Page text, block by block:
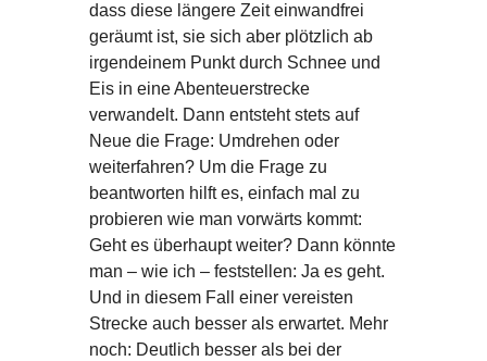
dass diese längere Zeit einwandfrei
geräumt ist, sie sich aber plötzlich ab
irgendeinem Punkt durch Schnee und
Eis in eine Abenteuerstrecke
verwandelt. Dann entsteht stets auf
Neue die Frage: Umdrehen oder
weiterfahren? Um die Frage zu
beantworten hilft es, einfach mal zu
probieren wie man vorwärts kommt:
Geht es überhaupt weiter? Dann könnte
man – wie ich – feststellen: Ja es geht.
Und in diesem Fall einer vereisten
Strecke auch besser als erwartet. Mehr
noch: Deutlich besser als bei der